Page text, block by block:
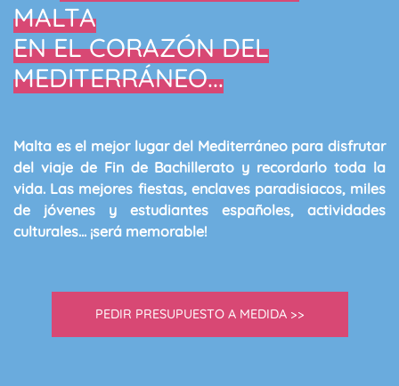
MALTA
EN EL CORAZÓN DEL
MEDITERRÁNEO...
Malta es el mejor lugar del Mediterráneo para disfrutar
del viaje de Fin de Bachillerato y recordarlo toda la
vida. Las mejores fiestas, enclaves paradisiacos, miles
de jóvenes y estudiantes españoles, actividades
culturales... ¡será memorable!
PEDIR PRESUPUESTO A MEDIDA >>